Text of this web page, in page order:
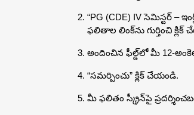
“PG (CDE) IV సెమిస్టర్ –
ఫలితాల లింక్‌ను గుర్తించి క్లిక్
అందించిన ఫీల్డ్‌లో మీ 12-
“సమర్పించు” క్లిక్ చేయండి.
మీ ఫలితం స్క్రీన్‌పై